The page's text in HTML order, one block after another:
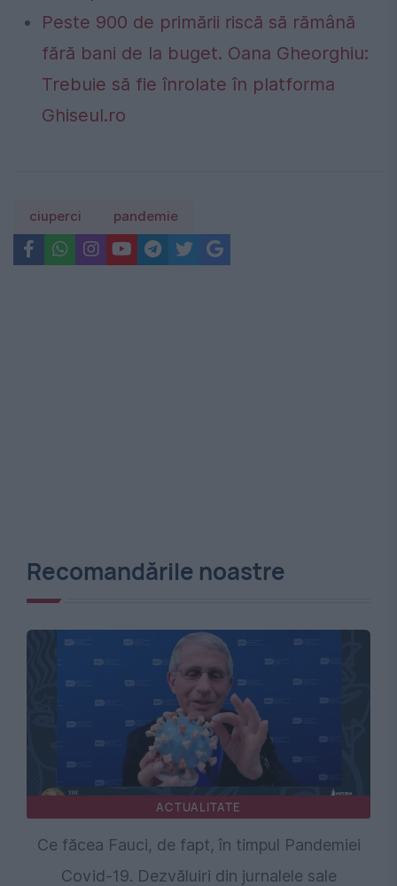
Peste 900 de primării riscă să rămână
fără bani de la buget. Oana Gheorghiu:
Trebuie să fie înrolate în platforma
Ghiseul.ro
ciuperci pandemie
Recomandările noastre
ACTUALITATE
Ce făcea Fauci, de fapt, în timpul Pandemiei
Covid-19. Dezvăluiri din jurnalele sale